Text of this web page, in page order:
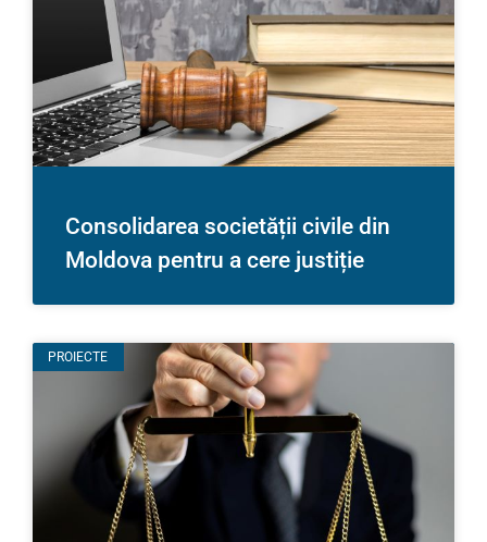
Consolidarea societății civile din
Moldova pentru a cere justiție
PROIECTE